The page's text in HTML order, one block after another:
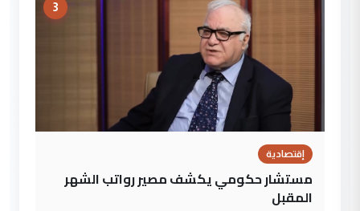
3
إقتصادية
مستشار حكومي يكشف مصير رواتب الشهر
المقبل